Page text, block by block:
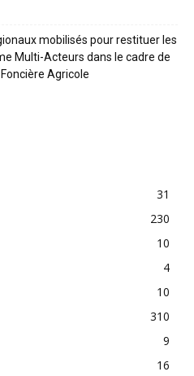
mobilisés pour restituer les
Multi-Acteurs dans le cadre de
Agricole
31
230
10
4
10
310
9
16